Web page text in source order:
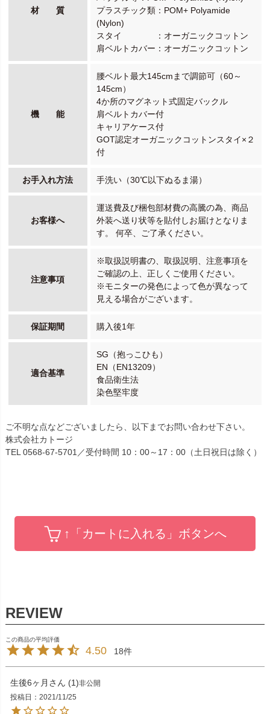
材 質
プラスチック類：POM+ Polyamide
(Nylon)
スタイ ：オーガニックコットン
肩ベルトカバー：オーガニックコットン
機 能
腰ベルト最大145cmまで調節可（60～
145cm）
4か所のマグネット式固定バックル
肩ベルトカバー付
キャリアケース付
GOT認定オーガニックコットンスタイ×２
付
お手入れ方法 手洗い（30℃以下ぬるま湯）
お客様へ
運送費及び梱包部材費の高騰の為、商品
外装へ送り状等を貼付しお届けとなりま
す。 何卒、ご了承ください。
注意事項
※取扱説明書の、取扱説明、注意事項を
ご確認の上、正しくご使用ください。
※モニターの発色によって色が異なって
見える場合がございます。
保証期間 購入後1年
適合基準
SG（抱っこひも）
EN（EN13209）
食品衛生法
染色堅牢度
ご不明な点などございましたら、以下までお問い合わせ下さい。
株式会社カトージ
TEL 0568-67-5701／受付時間 10：00～17：00（土日祝日は除く）
↑「カートに入れる」ボタンへ
4.50 18
生後6ヶ月 1 非公開
投稿日
2021/11/25